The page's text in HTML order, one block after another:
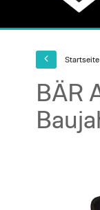
Startseite
BÄR